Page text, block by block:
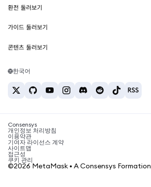
MetaMask Connect
Snaps
웹3 서비스
보안
고객 지원
채용
이더리움 가격
솔라나 가격
테더 가격
환전 둘러보기
ETH를 USD로 환전
USDT를 INR로 환전
BTC를 INR로 환전
ETH를 USDT로 환전
가이드 둘러보기
ETH 매수
USDT 매수
SHIB 매수
BNB 매수
콘텐츠 둘러보기
솔라나 지갑
암호화폐 세금 뉴스
암호화폐 매수 방법
비트코인 매도 방법
한국어
Consensys
개인정보 처리방침
이용약관
기여자 라이선스 계약
사이트맵
접근성
쿠키 관리
©2026 MetaMask • A Consensys Formation